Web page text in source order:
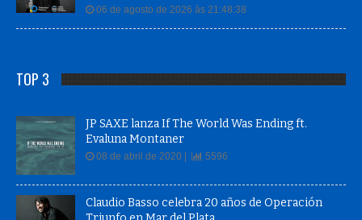
06 de agosto de 2026 às 21:48:38
TOP 3
JP SAXE lanza If The World Was Ending ft.
Evaluna Montaner
08 de abril de 2020 | 5596
Claudio Basso celebra 20 años de Operación